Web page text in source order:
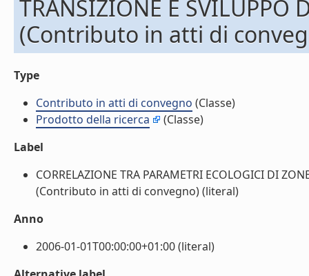
TRANSIZIONE E SVILUPPO
(Contributo in atti di
Type
Contributo in atti di convegno (Classe)
Prodotto della ricerca
(Classe)
Label
CORRELAZIONE TRA PARAMETRI ECOLOGICI DI
(Contributo in atti di convegno) (literal)
Anno
2006-01-01T00:00:00+01:00 (literal)